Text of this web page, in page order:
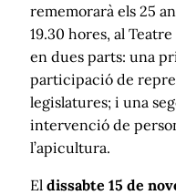
rememorarà els 25
19.30 hores, al
en dues parts: una
participació de
legislatures; i una
intervenció de
l’apicultura.
El dissabte 15 de